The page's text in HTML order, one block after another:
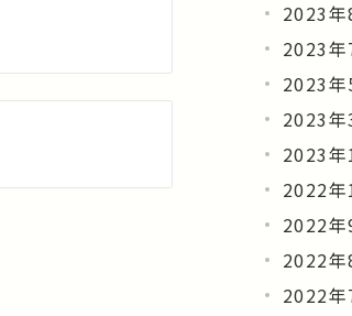
2023年
2023年
2023年
2023年
2023年
2022年
2022年
2022年
2022年